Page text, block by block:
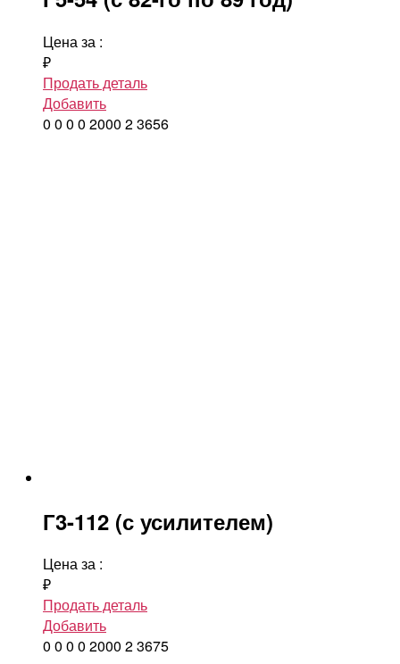
Цена за :
₽
Продать деталь
Добавить
0 0 0 0 2000 23656
Г3-112 (с усилителем)
Цена за :
₽
Продать деталь
Добавить
0 0 0 0 2000 23675